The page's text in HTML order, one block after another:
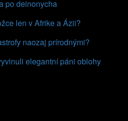
po deinonycha
len v Afrike a Ázii?
naozaj prírodnými?
elegantní páni oblohy